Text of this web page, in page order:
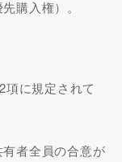
購入権）。
に規定されて
者全員の合意が